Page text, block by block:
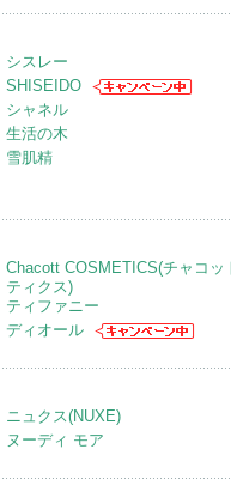
シスレー
SHISEIDO
シャネル
生活の木
雪肌精
Chacott COSMETICS(チャコッ
ティクス)
ティファニー
ディオール
ニュクス(NUXE)
ヌーディ モア